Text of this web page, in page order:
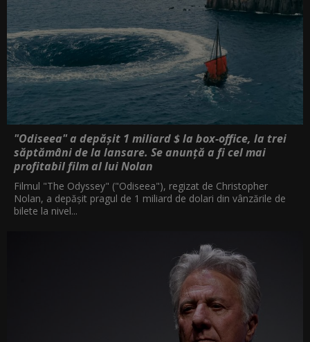
"Odiseea" a depășit 1 miliard $ la box-office, la trei
săptămâni de la lansare. Se anunță a fi cel mai
profitabil film al lui Nolan
Filmul "The Odyssey" ("Odiseea"), regizat de Christopher
Nolan, a depăşit pragul de 1 miliard de dolari din vânzările de
bilete la nivel...